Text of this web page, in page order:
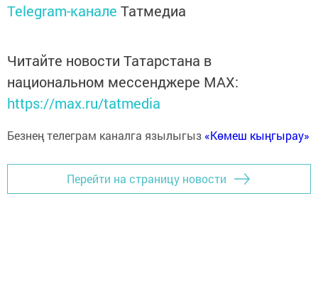
Telegram-канале Татмедиа
Читайте новости Татарстана в
национальном мессенджере MАХ:
https://max.ru/tatmedia
Безнең телеграм каналга язылыгыз «Көмеш кыңгырау»
Перейти на страницу новости